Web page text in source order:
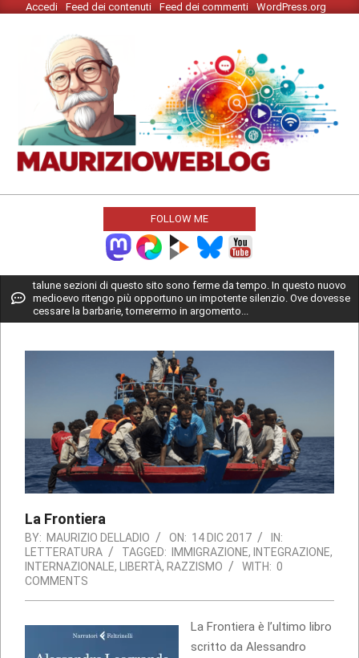
Skip Accedi Feed dei contenuti Feed dei commenti WordPress.org
MAURIZIO
WEBLOG
FOLLOW ME
Primary
Navigation
Menu
talune sezioni di questo sito sono ferme da tempo. In questo nuovo
medioevo ritengo più opportuno un impotente silenzio. Ove dovesse
cessare la barbarie, tornerermo in argomento...
La Frontiera
BY: MAURIZIO DELLADIO ON: 14 DIC 2017
IN:
LETTERATURA
TAGGED: IMMIGRAZIONE, INTEGRAZIONE,
INTERNAZIONALE, LIBERTÀ, RAZZISMO WITH: 0
COMMENTS
La Frontiera è l’ultimo libro
scritto da Alessandro